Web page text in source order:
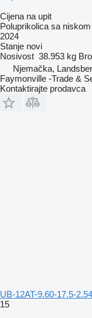
Cijena na upit
Poluprikolica sa
2024
Stanje novi
Nosivost 38.953 kg
Njemačka,
Faymonville -Trade &
Kontaktirajte prodavca
UB-12AT-9.60-17.5-
15